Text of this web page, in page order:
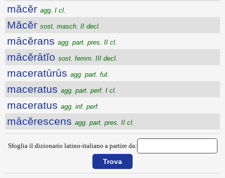
măcĕr agg. I cl.
Măcĕr sost. masch. II decl.
mācĕrans agg. part. pres. II cl.
mācĕrātĭo sost. femm. III decl.
maceratūrūs agg. part. fut.
maceratus agg. part. perf. I cl.
maceratus agg. inf. perf.
mācĕrescens agg. part. pres. II cl.
Sfoglia il dizionario latino-italiano a partire da: